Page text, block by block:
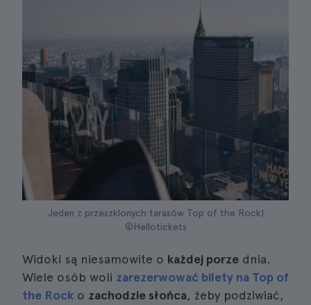
Jeden z przeszklonych tarasów Top of the Rock|
©Hellotickets
Widoki są niesamowite o każdej porze dnia.
Wiele osób woli zarezerwować bilety na Top of
the Rock o zachodzie słońca, żeby podziwiać,